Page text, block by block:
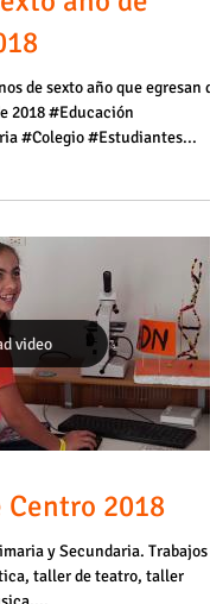
año de
de sexto año que egresan
#Colegio #Estudiantes...
video
2018